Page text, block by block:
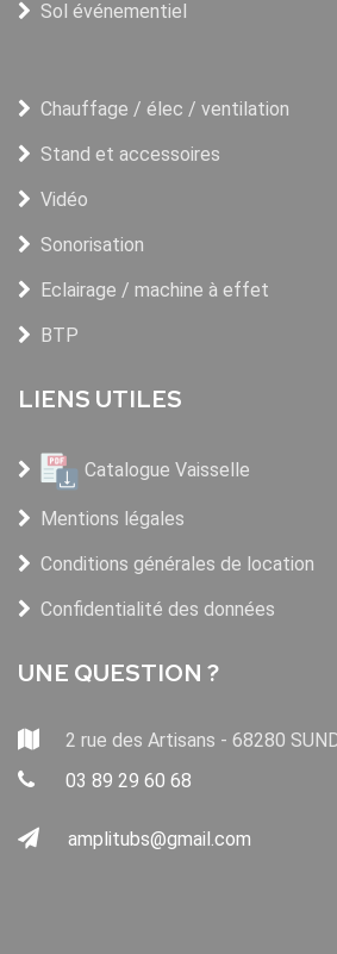
Sol événementiel
Chauffage / élec / ventilation
Stand et accessoires
Vidéo
Sonorisation
Eclairage / machine à effet
BTP
LIENS UTILES
Catalogue Vaisselle
Mentions légales
Conditions générales de location
Confidentialité des données
UNE QUESTION ?
2 rue des Artisans - 68280
03 89 29 60 68
amplitubs@gmail.com